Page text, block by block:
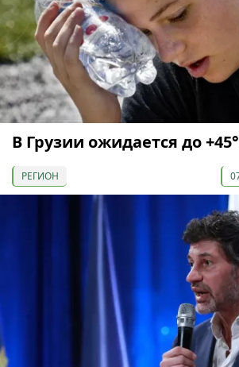
В Грузии ожидается до
РЕГИОН